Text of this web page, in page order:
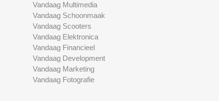
Vandaag Multimedia
Vandaag Schoonmaak
Vandaag Scooters
Vandaag Elektronica
Vandaag Financieel
Vandaag Development
Vandaag Marketing
Vandaag Fotografie